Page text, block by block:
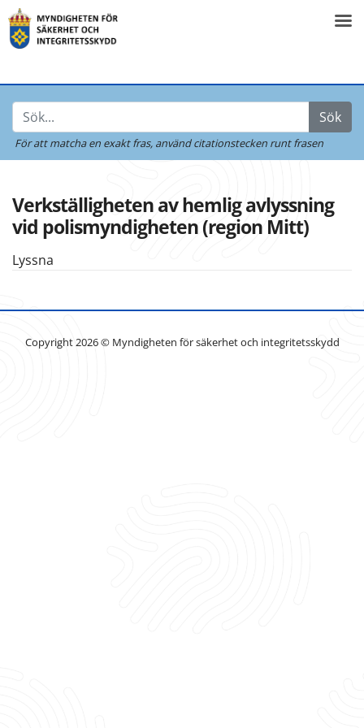
Sök
För att matcha en exakt fras, använd citationstecken runt frasen
Verkställigheten av hemlig avlyssning
vid polismyndigheten (region Mitt)
Lyssna
Copyright 2026 © Myndigheten för säkerhet och integritetsskydd